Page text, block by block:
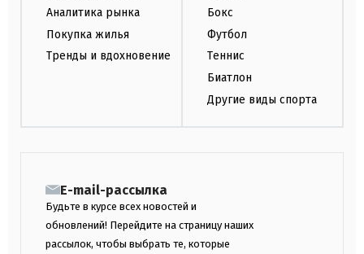
Аналитика рынка
Покупка жилья
Тренды и вдохновение
Бокс
Футбол
Теннис
Биатлон
Другие виды спорта
E-mail-рассылка
Будьте в курсе всех новостей и
обновлений! Перейдите на страницу наших
рассылок, чтобы выбрать те, которые